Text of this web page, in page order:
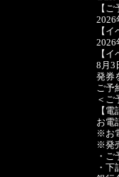
【
2026
【
2026
【
8月3
発券
ご予
＜ご
【電
お電
※お
※発
・
・